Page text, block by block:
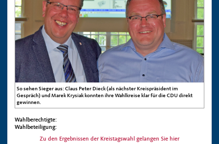
So sehen Sieger aus: Claus Peter Dieck (als nächster Kreispräsident im
Gespräch) und Marek Krysiak konnten ihre Wahlkreise klar für die CDU direkt
gewinnen.
Wahlberechtigte:
Wahlbeteiligung:
Zu den Ergebnissen der Kreistagswahl gelangen Sie hier